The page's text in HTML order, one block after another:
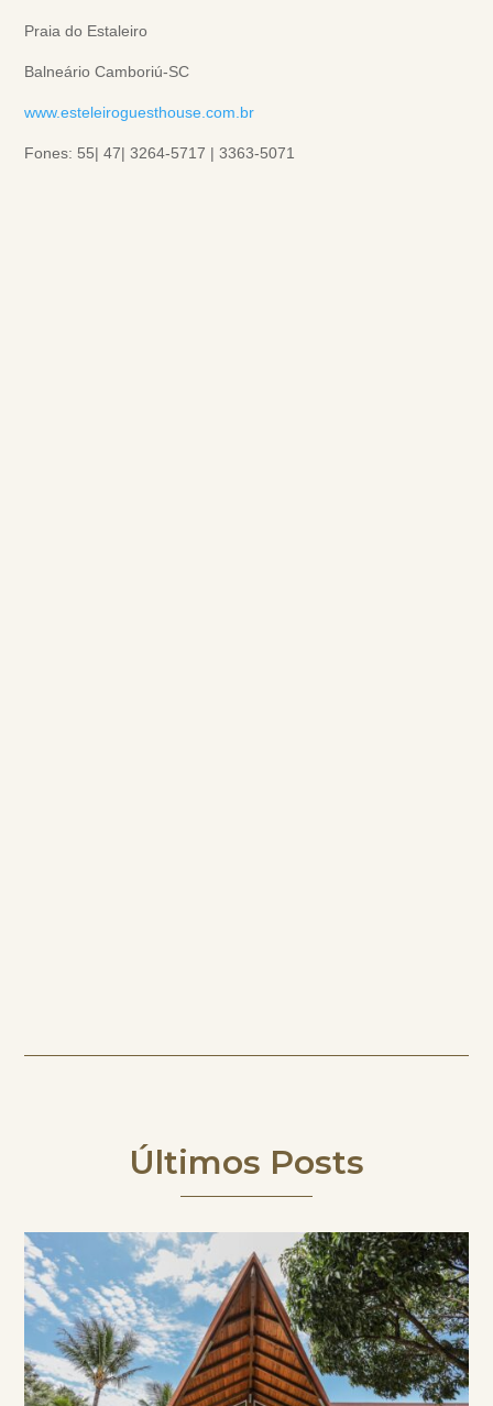
Praia do Estaleiro
Balneário Camboriú-SC
www.esteleiroguesthouse.com.br
Fones: 55| 47| 3264-5717 | 3363-5071
Últimos Posts